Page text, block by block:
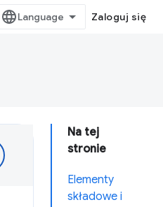
Zaloguj się
Na tej
stronie
Elementy
składowe i